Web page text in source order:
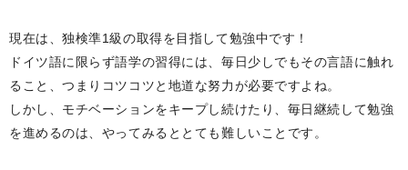
現在は、独検準1級の取得を目指して勉強中です！
ドイツ語に限らず語学の習得には、毎日少しでもその言語に触れ
ること、つまりコツコツと地道な努力が必要ですよね。
しかし、モチベーションをキープし続けたり、毎日継続して勉強
を進めるのは、やってみるととても難しいことです。